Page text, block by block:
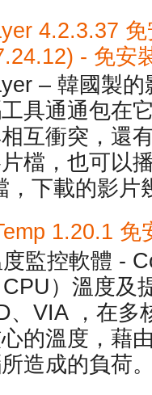
4.2.3.37
- 免安
– 韓國製
具通通包在
互衝突，還
檔，也可以
，下載的影片
1.20.1 免
監控軟體 -
）溫度及
、VIA ，在多
的溫度，藉
造成的負荷